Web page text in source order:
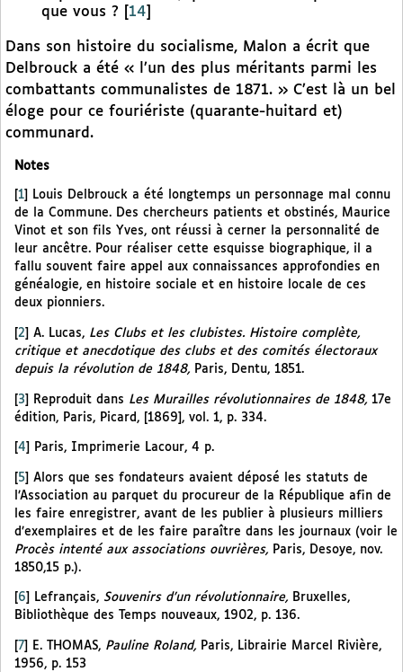
que vous ?
14
Dans son histoire du socialisme, Malon a écrit que
Delbrouck a été « l’un des plus méritants parmi les
combattants communalistes de 1871. » C’est là un bel
éloge pour ce fouriériste (quarante-huitard et)
communard.
Notes
1
Louis Delbrouck a été longtemps un personnage mal connu
de la Commune. Des chercheurs patients et obstinés, Maurice
Vinot et son fils Yves, ont réussi à cerner la personnalité de
leur ancêtre. Pour réaliser cette esquisse biographique, il a
fallu souvent faire appel aux connaissances approfondies en
généalogie, en histoire sociale et en histoire locale de ces
deux pionniers.
2 A. Lucas, Les Clubs et les clubistes. Histoire complète,
critique et anecdotique des clubs et des comités électoraux
depuis la révolution de 1848, Paris, Dentu, 1851.
[3] Reproduit dans Les Murailles révolutionnaires de 1848, 17e
édition, Paris, Picard, [1869], vol. 1, p. 334.
4 Paris, Imprimerie Lacour, 4 p.
[5] Alors que ses fondateurs avaient déposé les statuts de
l’Association au parquet du procureur de la République afin de
les faire enregistrer, avant de les publier à plusieurs milliers
d’exemplaires et de les faire paraître dans les journaux (voir le
Procès intenté aux associations ouvrières, Paris, Desoye, nov.
1850,15 p.).
6 Lefrançais, Souvenirs d’un révolutionnaire, Bruxelles,
Bibliothèque des Temps nouveaux, 1902, p. 136.
7 E. THOMAS, Pauline Roland, Paris, Librairie Marcel Rivière,
1956, p. 153